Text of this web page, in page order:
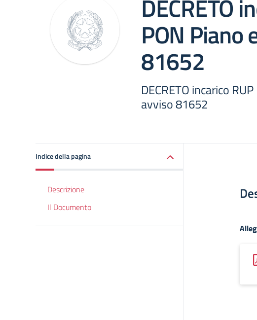
DECRETO
PON Piano
81652
DECRETO incarico
avviso 81652
Indice della pagina
Descrizione
Il Documento